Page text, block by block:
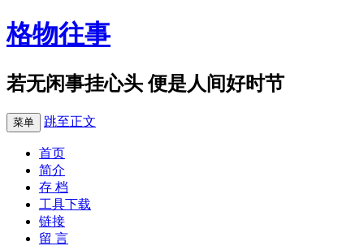
格物往事
若无闲事挂心头 便是人间好时节
菜单 跳至正文
首页
简介
存 档
工具下载
链接
留 言